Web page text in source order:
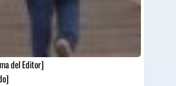
del Editor]